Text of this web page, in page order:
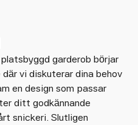
garderob börjar
vi diskuterar dina behov
en design som passar
ditt godkännande
snickeri. Slutligen